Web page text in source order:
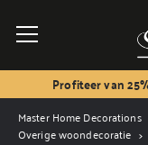
Profiteer van
Master Home Decorations
Overige woondecoratie